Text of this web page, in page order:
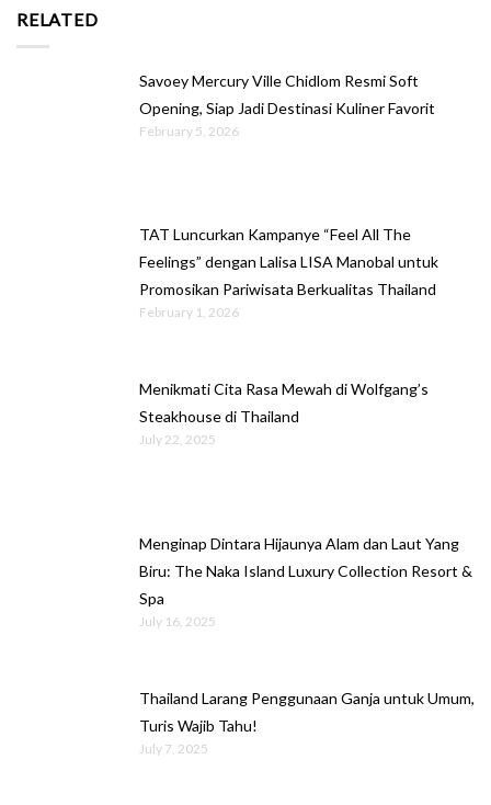
RELATED
Savoey Mercury Ville Chidlom Resmi Soft
Opening, Siap Jadi Destinasi Kuliner Favorit
February 5, 2026
TAT Luncurkan Kampanye “Feel All The
Feelings” dengan Lalisa LISA Manobal untuk
Promosikan Pariwisata Berkualitas Thailand
February 1, 2026
Menikmati Cita Rasa Mewah di Wolfgang’s
Steakhouse di Thailand
July 22, 2025
Menginap Dintara Hijaunya Alam dan Laut Yang
Biru: The Naka Island Luxury Collection Resort &
Spa
July 16, 2025
Thailand Larang Penggunaan Ganja untuk Umum,
Turis Wajib Tahu!
July 7, 2025